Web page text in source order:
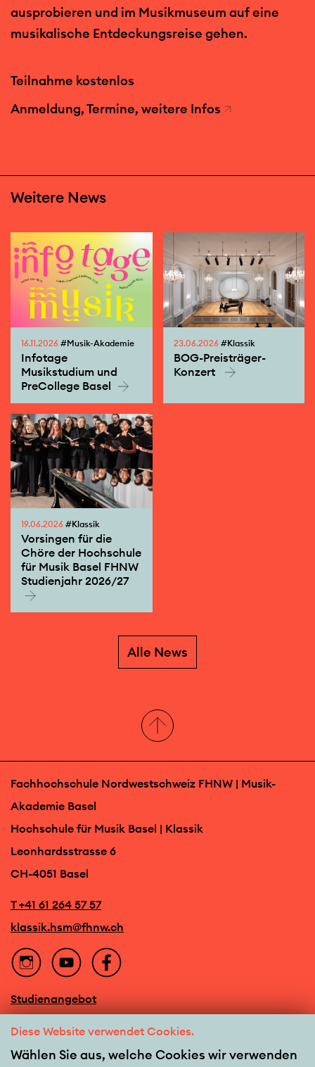
ausprobieren und im Musikmuseum auf eine
musikalische Entdeckungsreise gehen.
Teilnahme kostenlos
Anmeldung, Termine, weitere Infos
Weitere News
16.11.2026 #Musik-Akademie
Infotage
Musikstudium und
PreCollege Basel
23.06.2026#Klassik
BOG-Preisträger-
Konzert
19.06.2026 #Klassik
Vorsingen für die
Chöre der Hochschule
für Musik Basel FHNW
Studienjahr 2026/27
Alle News
Fachhochschule Nordwestschweiz FHNW | Musik-
Akademie Basel
Hochschule für Musik Basel | Klassik
Leonhardsstrasse 6
CH-4051 Basel
T +41 61 264 57 57
klassik.hsm@fhnw.ch
Studienangebot
Diese Website verwendet Cookies.
Wählen Sie aus, welche Cookies wir verwenden